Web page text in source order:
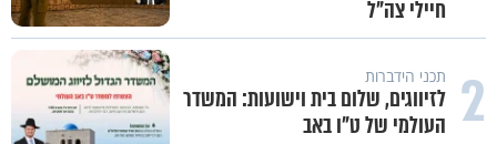
חיילי צה"ל
2 תכני הידברות
לזיווגים, שלום בית וישועות: המשדר
העולמי של ט"ו באב